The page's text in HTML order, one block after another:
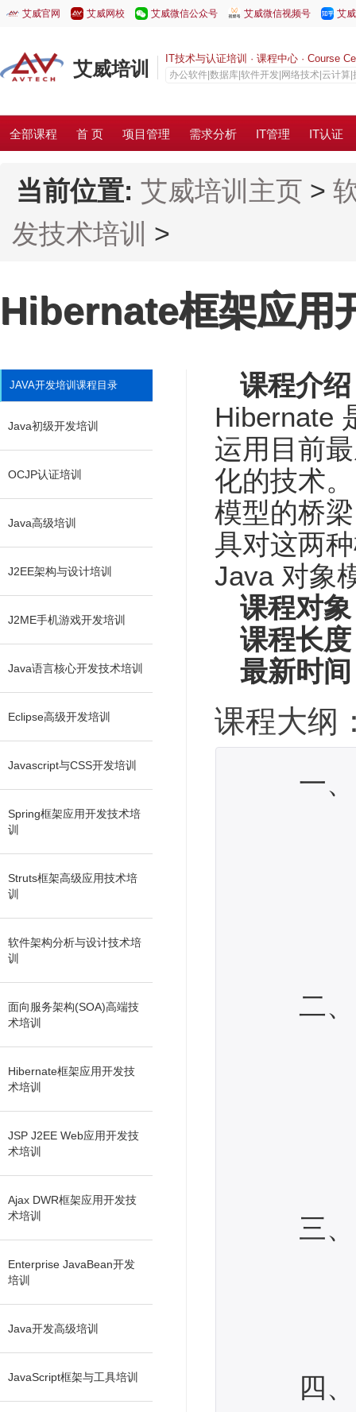
艾威官网 艾威网校 艾威微信公众号 艾威微信视频号 艾
艾威培训 IT技术与认证培训 · 课程中心 · Course
办公软件|数据库|软件开发|网络技术|云计算|
全部课程 首 页 项目管理 需求分析 IT管理 IT认证
当前位置: 艾威培训主页 >
发技术培训 >
Hibernate框架应用
JAVA开发培训课程目录
Java初级开发培训
OCJP认证培训
Java高级培训
J2EE架构与设计培训
J2ME手机游戏开发培训
Java语言核心开发技术培训
Eclipse高级开发培训
Javascript与CSS开发培训
Spring框架应用开发技术培
训
Struts框架高级应用技术培
训
软件架构分析与设计技术培
训
面向服务架构(SOA)高端技
术培训
Hibernate框架应用开发技
术培训
JSP J2EE Web应用开发技
术培训
Ajax DWR框架应用开发技
术培训
Enterprise JavaBean开发
培训
Java开发高级培训
JavaScript框架与工具培训
课程介绍
Hibernate
运用目前
化的技术
模型的桥
具对这两
Java 对象
课程对象
课程长度
最新时间
课程大纲
一、
二、
三、
四、